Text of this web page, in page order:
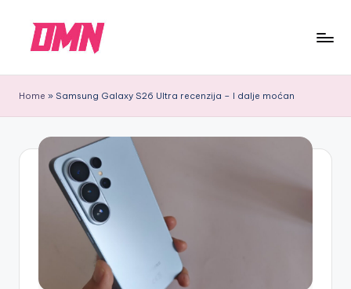
M
N
Labs
tech
blog:
Recenzije
telefona
Home » Samsung Galaxy S26 Ultra recenzija – I dalje moćan